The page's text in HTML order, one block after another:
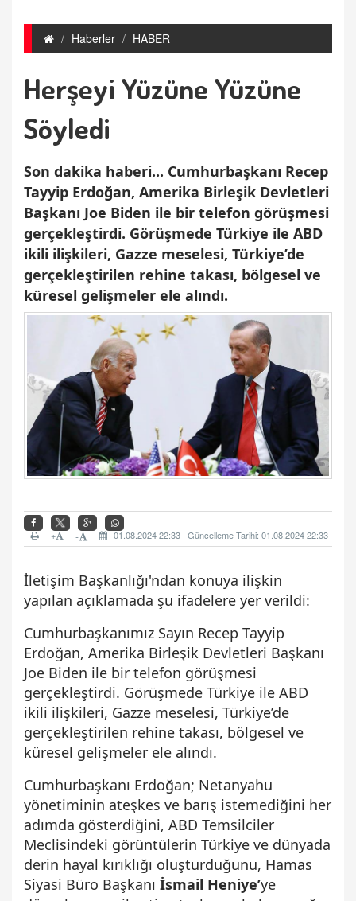
Haberler HABER
Herşeyi Yüzüne Yüzüne
Söyledi
Son dakika haberi... Cumhurbaşkanı Recep
Tayyip Erdoğan, Amerika Birleşik Devletleri
Başkanı Joe Biden ile bir telefon görüşmesi
gerçekleştirdi. Görüşmede Türkiye ile ABD
ikili ilişkileri, Gazze meselesi, Türkiye’de
gerçekleştirilen rehine takası, bölgesel ve
küresel gelişmeler ele alındı.
01.08.2024 22:33 | Güncelleme Tarihi: 01.08.2024 22:33
-
+
İletişim Başkanlığı'ndan konuya ilişkin
yapılan açıklamada şu ifadelere yer verildi:
Cumhurbaşkanımız Sayın Recep Tayyip
Erdoğan, Amerika Birleşik Devletleri Başkanı
Joe Biden ile bir telefon görüşmesi
gerçekleştirdi. Görüşmede Türkiye ile ABD
ikili ilişkileri, Gazze meselesi, Türkiye’de
gerçekleştirilen rehine takası, bölgesel ve
küresel gelişmeler ele alındı.
Cumhurbaşkanı Erdoğan; Netanyahu
yönetiminin ateşkes ve barış istemediğini her
adımda gösterdiğini, ABD Temsilciler
Meclisindeki görüntülerin Türkiye ve dünyada
derin hayal kırıklığı oluşturduğunu, Hamas
Siyasi Büro Başkanı İsmail Heniye’ye